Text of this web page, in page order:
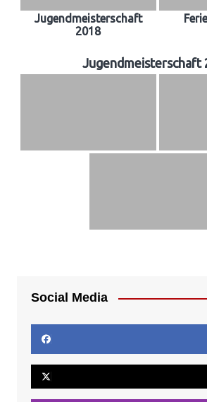
Jugendmeisterschaft
2018
Jugendmeisterschaft
Social Media